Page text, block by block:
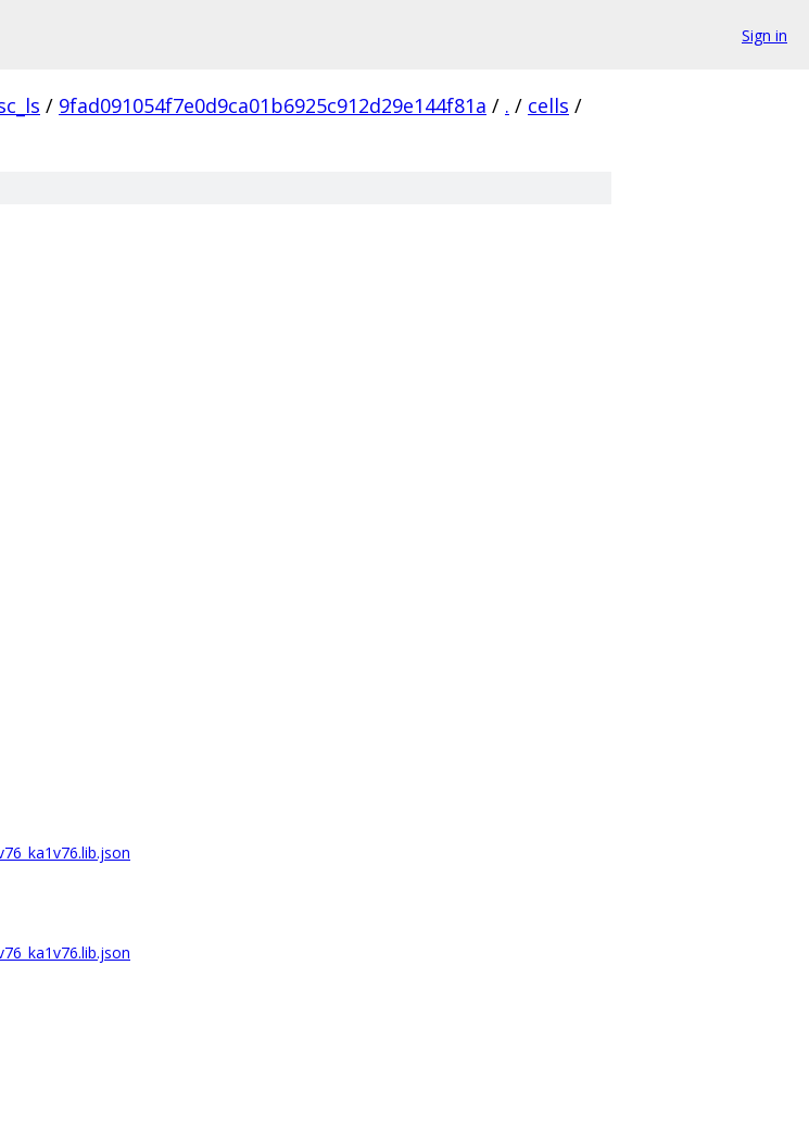
Sign in
/ 9fad091054f7e0d9ca01b6925c912d29e144f81a / . / cells /